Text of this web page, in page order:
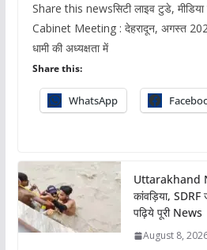
Share this newsसिटी लाइव टुडे,
Cabinet Meeting : देहरादून, अगस्त
धामी की अध्यक्षता में
Share this:
WhatsApp
Uttarakhand
कांवड़िया,
पढ़िये पूरी News
August 8,